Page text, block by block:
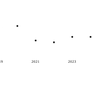
2021 2023